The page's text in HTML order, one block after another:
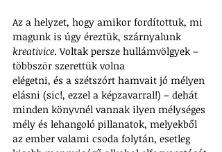
Az a helyzet, hogy amikor fordítottuk, mi
magunk is úgy éreztük, szárnyalunk
kreativice. Voltak persze hullámvölgyek –
többször szerettük volna
elégetni, és a szétszórt hamvait jó mélyen
elásni (sic!, ezzel a képzavarral!) – dehát
minden könyvnél vannak ilyen mélységes
mély és lehangoló pillanatok, melyekből
az ember valami csoda folytán, esetleg